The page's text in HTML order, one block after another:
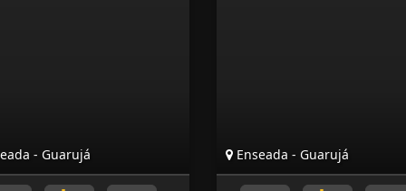
- Guarujá Enseada - Guarujá